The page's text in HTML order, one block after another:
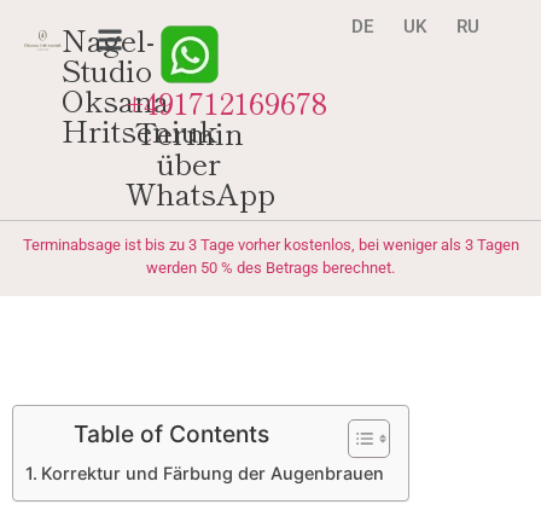
Nagel-
Studio
Oksana
Hritseniuk
+491712169678
Termin
über
WhatsApp
DE UK RU
Terminabsage ist bis zu 3 Tage vorher kostenlos, bei weniger als 3 Tagen
werden 50 % des Betrags berechnet.
Table of Contents
Korrektur und Färbung der Augenbrauen